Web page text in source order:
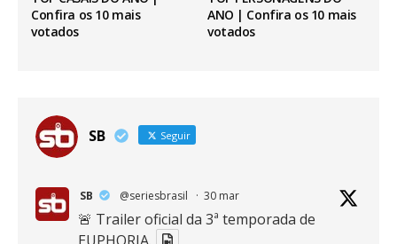
Confira os 10 mais
votados
ANO | Confira os 10 mais
votados
SB Seguir
SB @seriesbrasil · 30 mar
🚨 Trailer oficial da 3ª temporada de
EUPHORIA.